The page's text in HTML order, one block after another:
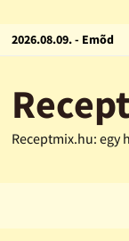
2026.08.09. - Emõd
Receptmix.hu: egy